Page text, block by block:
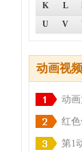
K
L
U
V
动画视
动
红
第1